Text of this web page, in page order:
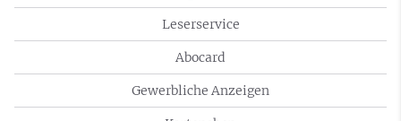
Leserservice
Abocard
Gewerbliche Anzeigen